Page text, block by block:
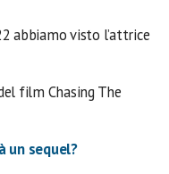
abbiamo visto l’attrice
film Chasing The
un sequel?